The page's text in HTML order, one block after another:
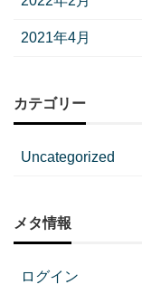
2021年4月
カテゴリー
Uncategorized
メタ情報
ログイン